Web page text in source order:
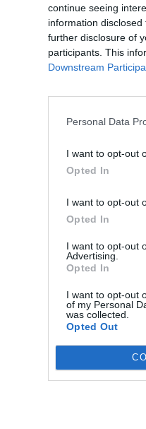
continue seeing
information
further disclosure of
participants. This
Downstream
Personal Data
I want to opt-out
Opted In
I want to opt-out
Opted In
I want to opt-out
Advertising.
Opted In
I want to opt-out
of my Personal
was collected.
Opted Out
2025
lissy_kindgefällt dies.
Danke Bela